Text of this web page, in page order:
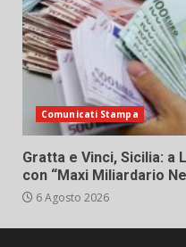
Comunicati Stampa
Gratta e Vinci, Sicilia: a
con “Maxi Miliardario
6 Agosto 2026